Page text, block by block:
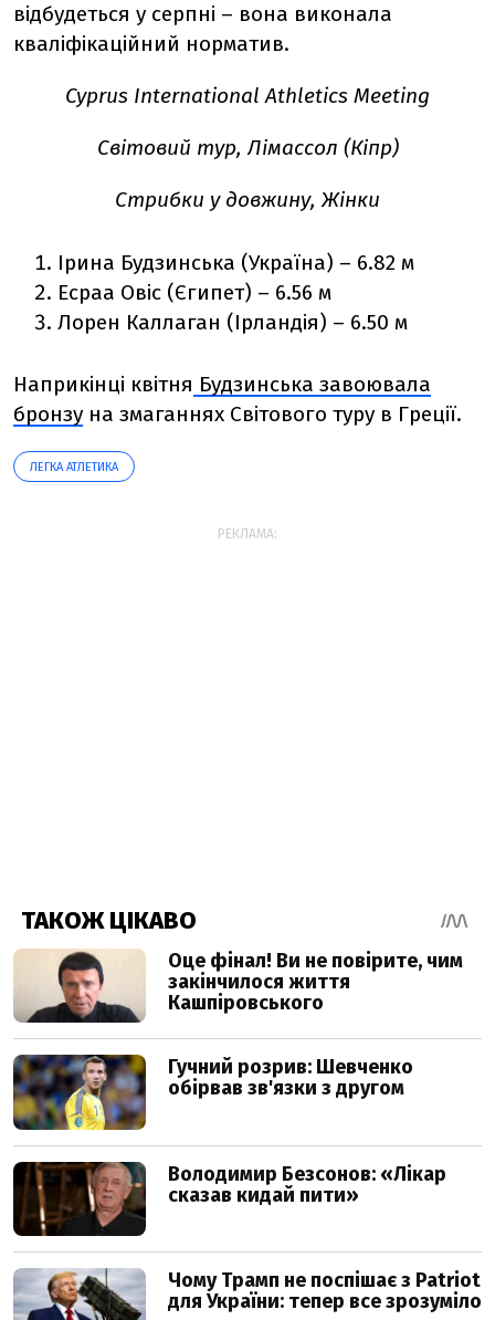
відбудеться у серпні – вона виконала
кваліфікаційний норматив.
Cyprus International Athletics Meeting
Світовий тур, Лімассол (Кіпр)
Стрибки у довжину, Жінки
Ірина Будзинська (Україна) – 6.82 м
Есраа Овіс (Єгипет) – 6.56 м
Лорен Каллаган (Ірландія) – 6.50 м
Наприкінці квітня Будзинська завоювала
бронзу на змаганнях Світового туру в Греції.
ЛЕГКА АТЛЕТИКА
РЕКЛАМА: